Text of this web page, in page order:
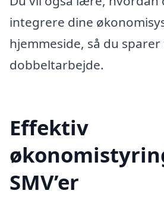
integrere dine
hjemmeside, så du
dobbeltarbejde.
Effektiv
SMV’er